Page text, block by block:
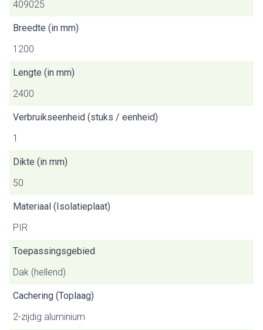
409025
Breedte (in mm)
1200
Lengte (in mm)
2400
Verbruikseenheid (stuks / eenheid)
1
Dikte (in mm)
50
Materiaal (Isolatieplaat)
PIR
Toepassingsgebied
Dak (hellend)
Cachering (Toplaag)
2-zijdig aluminium